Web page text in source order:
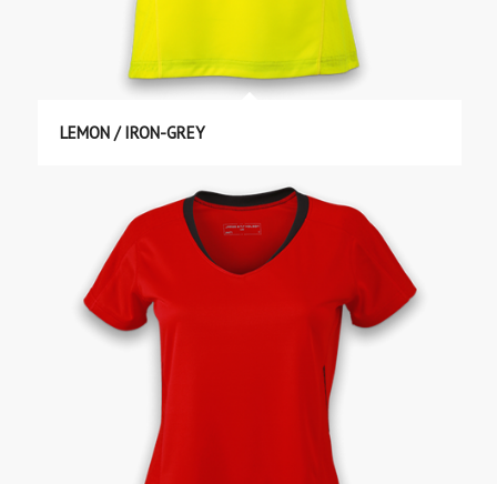
LEMON / IRON-GREY